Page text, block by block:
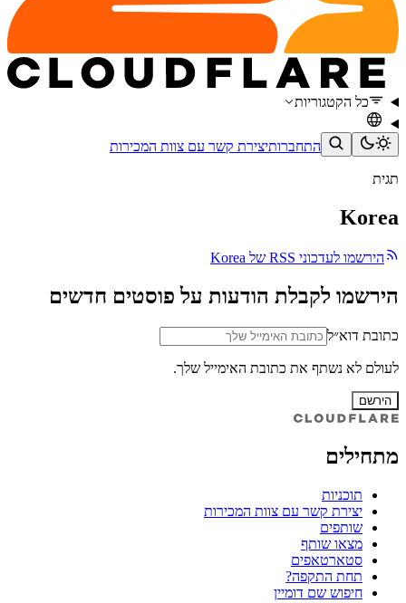
כל הקטגוריות
התחברותיצירת קשר עם צוות המכירות
תגית
Korea
הירשמו לעדכוני RSS של Korea
הירשמו לקבלת הודעות על פוסטים חדשים
כתובת דוא״ל
לעולם לא נשתף את כתובת האימייל שלך.
הירשם
מתחילים
תוכניות
יצירת קשר עם צוות המכירות
שותפים
מצאו שותף
סטארטאפים
תחת התקפה?
חיפוש שם דומיין